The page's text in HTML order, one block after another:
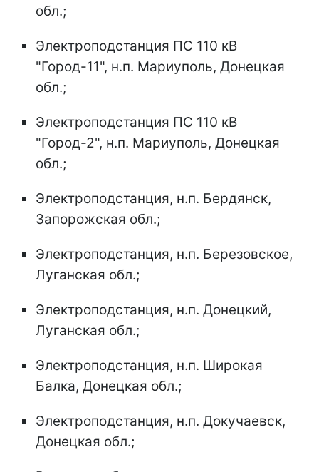
обл.;
Электроподстанция ПС 110 кВ
"Город-11", н.п. Мариуполь, Донецкая
обл.;
Электроподстанция ПС 110 кВ
"Город-2", н.п. Мариуполь, Донецкая
обл.;
Электроподстанция, н.п. Бердянск,
Запорожская обл.;
Электроподстанция, н.п. Березовское,
Луганская обл.;
Электроподстанция, н.п. Донецкий,
Луганская обл.;
Электроподстанция, н.п. Широкая
Балка, Донецкая обл.;
Электроподстанция, н.п. Докучаевск,
Донецкая обл.;